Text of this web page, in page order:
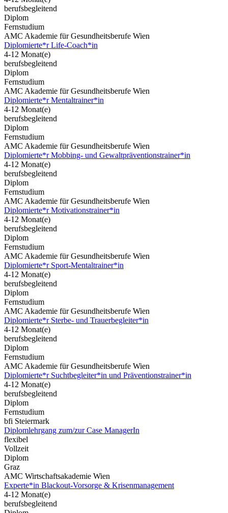
berufsbegleitend
Diplom
Fernstudium
AMC Akademie für Gesundheitsberufe Wien
Diplomierte*r Life-Coach*in
4-12 Monat(e)
berufsbegleitend
Diplom
Fernstudium
AMC Akademie für Gesundheitsberufe Wien
Diplomierte*r Mentaltrainer*in
4-12 Monat(e)
berufsbegleitend
Diplom
Fernstudium
AMC Akademie für Gesundheitsberufe Wien
Diplomierte*r Mobbing- und Gewaltpräventionstrainer*in
4-12 Monat(e)
berufsbegleitend
Diplom
Fernstudium
AMC Akademie für Gesundheitsberufe Wien
Diplomierte*r Motivationstrainer*in
4-12 Monat(e)
berufsbegleitend
Diplom
Fernstudium
AMC Akademie für Gesundheitsberufe Wien
Diplomierte*r Sport-Mentaltrainer*in
4-12 Monat(e)
berufsbegleitend
Diplom
Fernstudium
AMC Akademie für Gesundheitsberufe Wien
Diplomierte*r Sterbe- und Trauerbegleiter*in
4-12 Monat(e)
berufsbegleitend
Diplom
Fernstudium
AMC Akademie für Gesundheitsberufe Wien
Diplomierte*r Suchtbegleiter*in und Präventionstrainer*in
4-12 Monat(e)
berufsbegleitend
Diplom
Fernstudium
bfi Steiermark
Diplomlehrgang zum/zur Case ManagerIn
flexibel
Vollzeit
Diplom
Graz
AMC Wirtschaftsakademie Wien
Experte*in Blackout-Vorsorge & Krisenmanagement
4-12 Monat(e)
berufsbegleitend